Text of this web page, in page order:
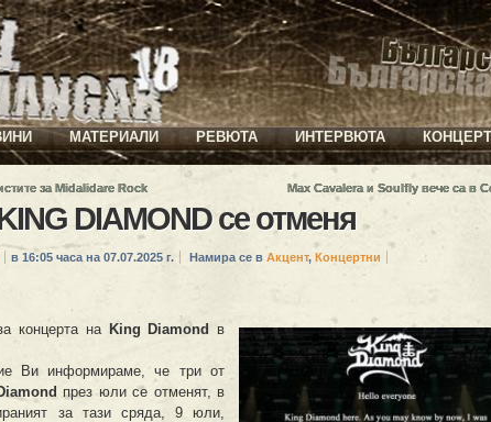
МАТЕРИАЛИ РЕВЮТА ИНТЕРВЮТА
за Midalidare Rock Max Cavalera и Soulfly вече са в
DIAMOND се отменя
в 16:05 часа на 07.07.2025 г. Намира се в Акцент, Концертни
концерта на King Diamond
в
Ви информираме, че три от
през юли се отменят, в
за тази сряда, 9 юли,